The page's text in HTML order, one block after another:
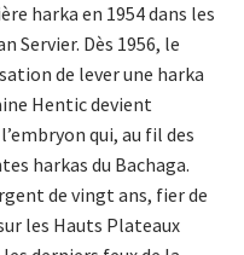
harka en 1954 dans les
Servier. Dès 1956, le
de lever une harka
Hentic devient
qui, au fil des
harkas du Bachaga.
de vingt ans, fier de
les Hauts Plateaux